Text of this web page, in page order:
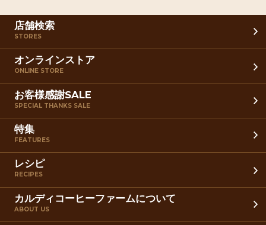
店舗検索
STORES
オンラインストア
ONLINE STORE
お客様感謝SALE
SPECIAL THANKS SALE
特集
FEATURES
レシピ
RECIPES
カルディコーヒーファームについて
ABOUT US